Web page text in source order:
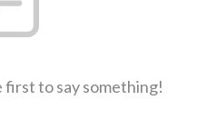
first to say something!